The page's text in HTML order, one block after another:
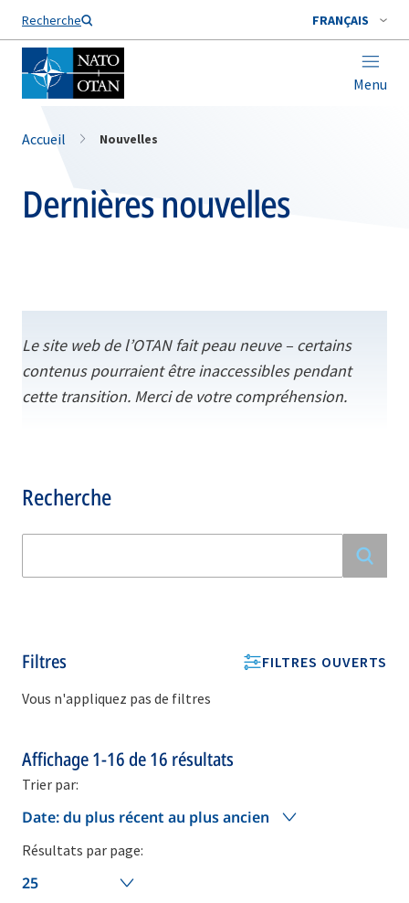
Recherche FRANÇAIS
Menu
Nom de famille*
Accueil Nouvelles
Dernières nouvelles
Le site web de l’OTAN fait peau neuve – certains
contenus pourraient être inaccessibles pendant
cette transition. Merci de votre compréhension.
Recherche
Filtres
FILTRES OUVERTS
Vous n'appliquez pas de filtres
Affichage1-16de16 résultats
Trier par:
Date: du plus récent au plus ancien
Résultats par page:
25